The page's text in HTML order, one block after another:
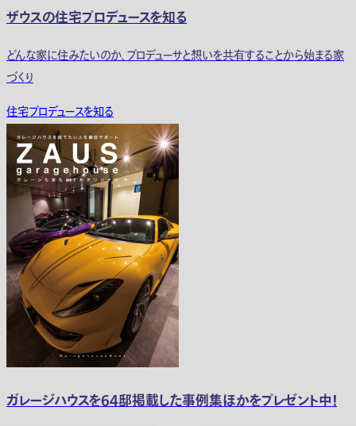
ザウスの住宅プロデュースを知る
どんな家に住みたいのか、プロデューサと想いを共有することから始まる家
づくり
住宅プロデュースを知る
ガレージハウスを64邸掲載した事例集ほかをプレゼント中！